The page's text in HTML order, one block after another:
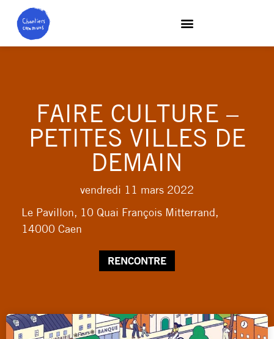
FAIRE CULTURE –
PETITES VILLES DE
DEMAIN
vendredi 11 mars 2022
Le Pavillon, 10 Quai François Mitterrand,
14000 Caen
RENCONTRE